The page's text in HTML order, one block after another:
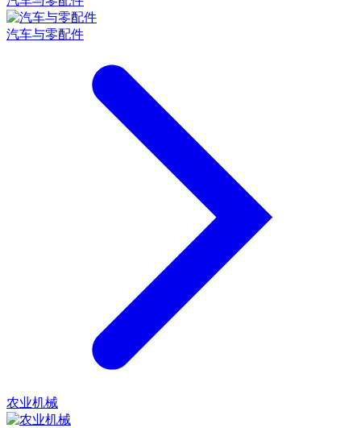
汽车与零配件
农业机械